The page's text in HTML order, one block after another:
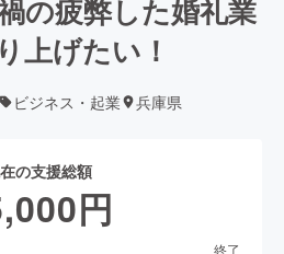
の疲弊した婚礼業
上げたい！
ビジネス・起業 兵庫県
の支援総額
円
終了